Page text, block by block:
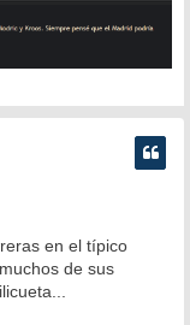
en el típico
de sus